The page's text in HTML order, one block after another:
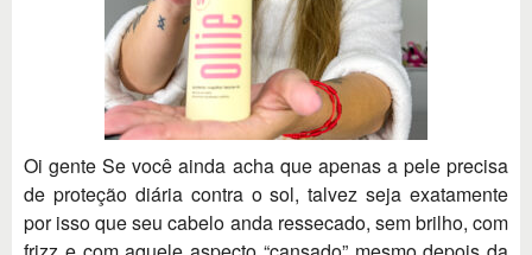
Oi gente Se você ainda acha que apenas a pele precisa
de proteção diária contra o sol, talvez seja exatamente
por isso que seu cabelo anda ressecado, sem brilho, com